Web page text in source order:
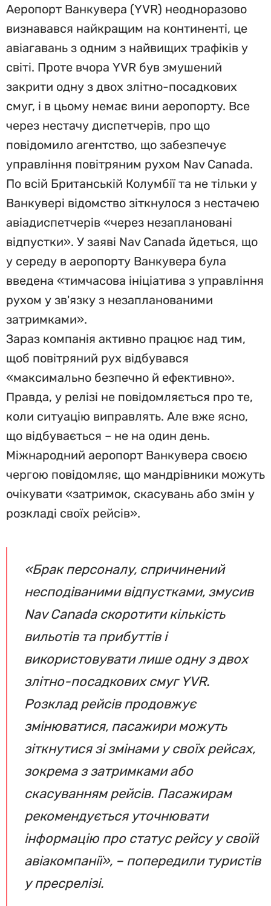
Аеропорт Ванкувера (YVR) неодноразово
визнавався найкращим на континенті, це
авіагавань з одним з найвищих трафіків у
світі. Проте вчора YVR був змушений
закрити одну з двох злітно-посадкових
смуг, і в цьому немає вини аеропорту. Все
через нестачу диспетчерів, про що
повідомило агентство, що забезпечує
управління повітряним рухом Nav Canada.
По всій Британській Колумбії та не тільки у
Ванкувері відомство зіткнулося з нестачею
авіадиспетчерів «через незаплановані
відпустки». У заяві Nav Canada йдеться, що
у середу в аеропорту Ванкувера була
введена «тимчасова ініціатива з управління
рухом у зв'язку з незапланованими
затримками».
Зараз компанія активно працює над тим,
щоб повітряний рух відбувався
«максимально безпечно й ефективно».
Правда, у релізі не повідомляється про те,
коли ситуацію виправлять. Але вже ясно,
що відбувається – не на один день.
Міжнародний аеропорт Ванкувера своєю
чергою повідомляє, що мандрівники можуть
очікувати «затримок, скасувань або змін у
розкладі своїх рейсів».
«Брак персоналу, спричинений
несподіваними відпустками, змусив
Nav Canada скоротити кількість
вильотів та прибуттів і
використовувати лише одну з двох
злітно-посадкових смуг YVR.
Розклад рейсів продовжує
змінюватися, пасажири можуть
зіткнутися зі змінами у своїх рейсах,
зокрема з затримками або
скасуванням рейсів. Пасажирам
рекомендується уточнювати
інформацію про статус рейсу у своїй
авіакомпанії», – попередили туристів
у пресрелізі.